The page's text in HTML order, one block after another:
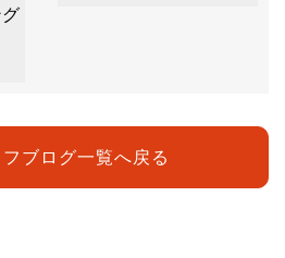
ブログ一覧へ戻る